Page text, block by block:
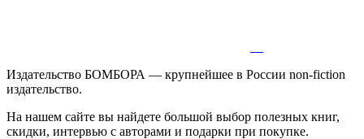
Издательство БОМБОРА — крупнейшее в России non-fiction
издательство.
На нашем сайте вы найдете большой выбор полезных книг,
скидки, интервью с авторами и подарки при покупке.